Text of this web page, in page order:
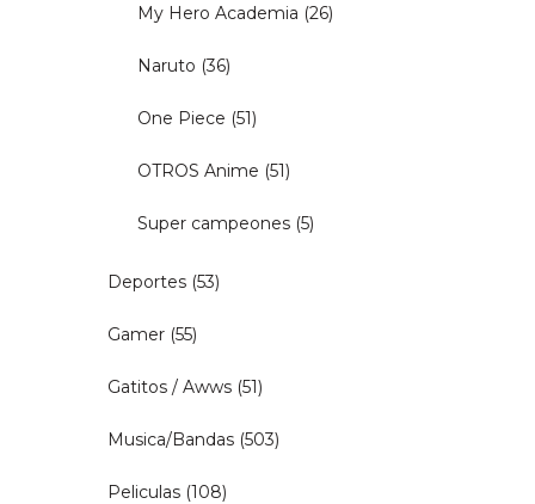
My Hero Academia (26)
Naruto (36)
One Piece (51)
OTROS Anime (51)
Super campeones (5)
Deportes (53)
Gamer (55)
Gatitos / Awws (51)
Musica/Bandas (503)
Peliculas (108)